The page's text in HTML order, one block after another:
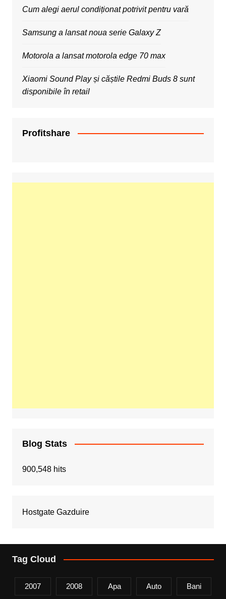
Cum alegi aerul condiționat potrivit pentru vară
Samsung a lansat noua serie Galaxy Z
Motorola a lansat motorola edge 70 max
Xiaomi Sound Play și căștile Redmi Buds 8 sunt
disponibile în retail
Profitshare
Blog Stats
900,548 hits
Hostgate Gazduire
Tag Cloud
2007 2008 Apa Auto Bani